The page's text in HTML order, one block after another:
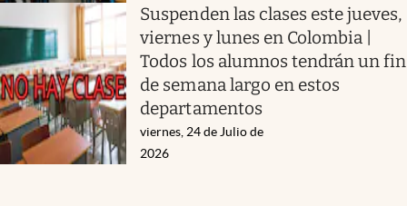
Suspenden las clases este jueves,
viernes y lunes en Colombia |
Todos los alumnos tendrán un fin
de semana largo en estos
departamentos
viernes, 24 de Julio de
2026